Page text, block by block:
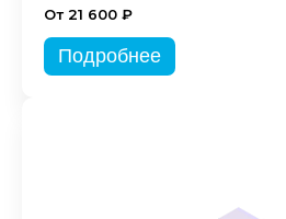
От 21 600 ₽
Подробнее